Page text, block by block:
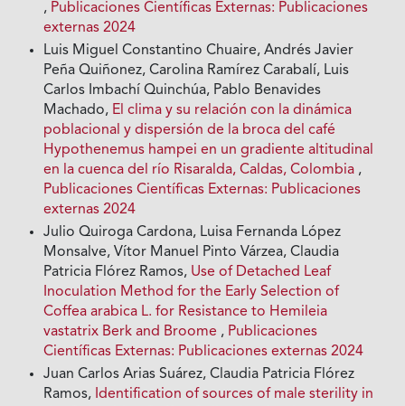
, Publicaciones Científicas Externas: Publicaciones
externas 2024
Luis Miguel Constantino Chuaire, Andrés Javier
Peña Quiñonez, Carolina Ramírez Carabalí, Luis
Carlos Imbachí Quinchúa, Pablo Benavides
Machado, El clima y su relación con la dinámica
poblacional y dispersión de la broca del café
Hypothenemus hampei en un gradiente altitudinal
en la cuenca del río Risaralda, Caldas, Colombia ,
Publicaciones Científicas Externas: Publicaciones
externas 2024
Julio Quiroga Cardona, Luisa Fernanda López
Monsalve, Vítor Manuel Pinto Várzea, Claudia
Patricia Flórez Ramos, Use of Detached Leaf
Inoculation Method for the Early Selection of
Coffea arabica L. for Resistance to Hemileia
vastatrix Berk and Broome , Publicaciones
Científicas Externas: Publicaciones externas 2024
Juan Carlos Arias Suárez, Claudia Patricia Flórez
Ramos, Identification of sources of male sterility in